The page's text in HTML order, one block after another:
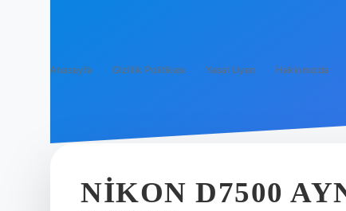
Anasayfa Gizlilik Politikası Yasal Uyarı Hakkımızda
NIKON D7500